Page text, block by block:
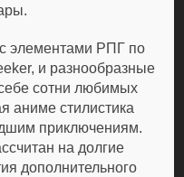
элементами РПГ по
и разнообразные
сотни любимых
аниме стилистика
приключениям.
на долгие
дополнительного